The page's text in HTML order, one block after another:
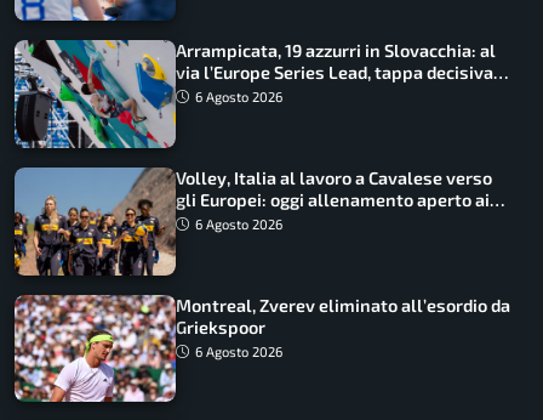
Arrampicata, 19 azzurri in Slovacchia: al
via l’Europe Series Lead, tappa decisiva
per la Speed
6 Agosto 2026
Volley, Italia al lavoro a Cavalese verso
gli Europei: oggi allenamento aperto ai
tifosi
6 Agosto 2026
Montreal, Zverev eliminato all’esordio da
Griekspoor
6 Agosto 2026